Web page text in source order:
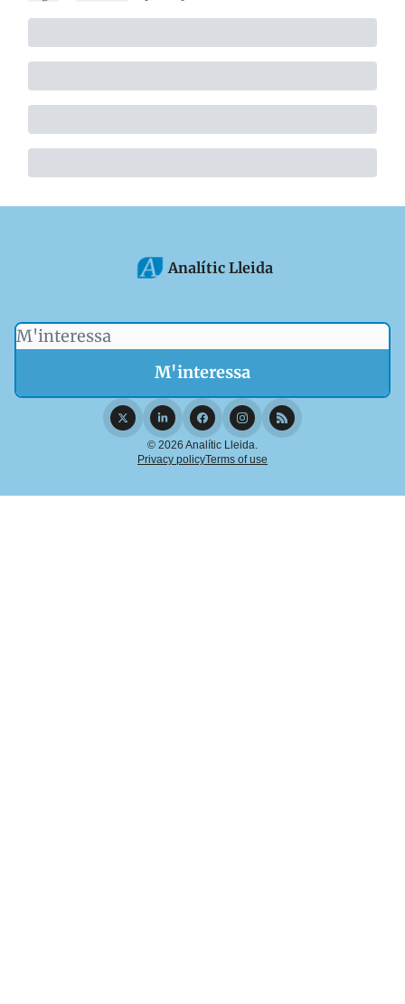
Analític Lleida
© 2026 Analític Lleida.
Privacy policyTerms of use